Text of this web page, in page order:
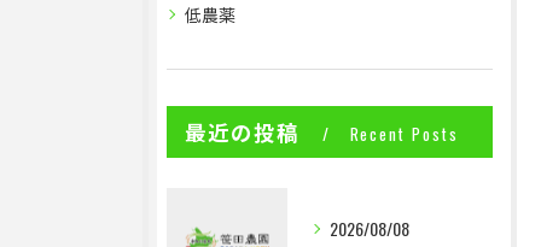
低農薬
最近の投稿 Recent Posts
2026/08/08